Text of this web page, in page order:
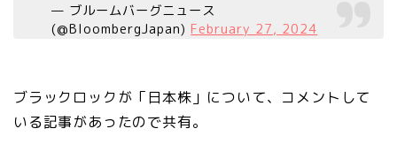
— ブルームバーグニュース
(@BloombergJapan) February 27, 2024
ブラックロックが「日本株」について、コメントして
いる記事があったので共有。